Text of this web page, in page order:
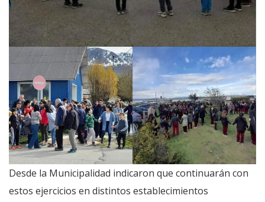
Desde la Municipalidad indicaron que continuarán con
estos ejercicios en distintos establecimientos